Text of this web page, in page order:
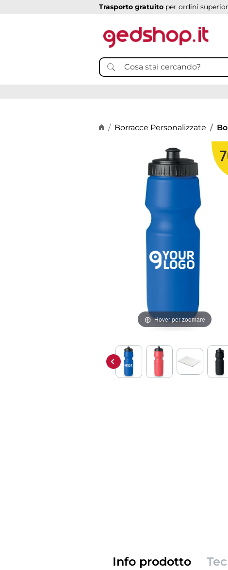
Trasporto gratuito per ordini
Home page
Borracce Personalizzate
Hover per zoomare
Info prodotto